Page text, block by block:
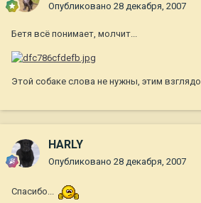
Опубликовано 28 декабря, 2007
Бетя всё понимает, молчит...
Этой собаке слова не нужны, этим
HARLY
Опубликовано 28 декабря, 2007
Спасибо...